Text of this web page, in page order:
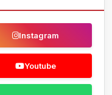
Instagram
Youtube